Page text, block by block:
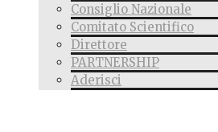
Consiglio Nazionale
Comitato Scientifico
Direttore
PARTNERSHIP
Aderisci